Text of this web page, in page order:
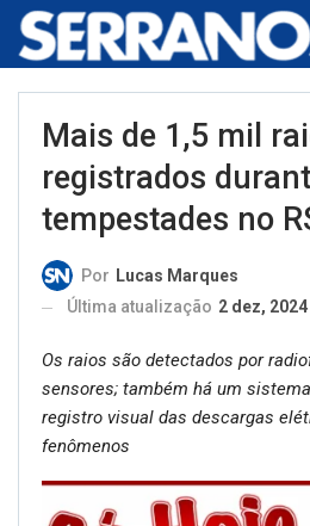
Mais de 1,5 mil
registrados
tempestades no
Por Lucas Marques
Última atualização 2 dez, 2024
Os raios são detectados por
sensores; também há um
registro visual das descargas
fenômenos